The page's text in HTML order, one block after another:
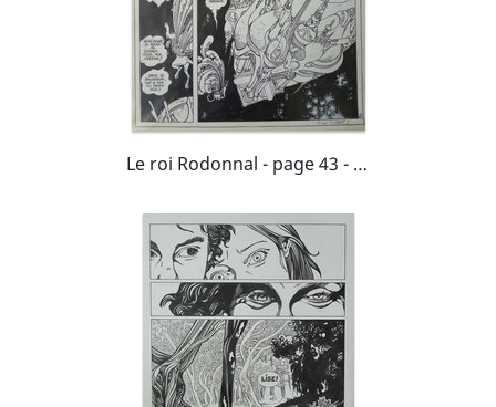
Le roi Rodonnal - page 43 - Makyo